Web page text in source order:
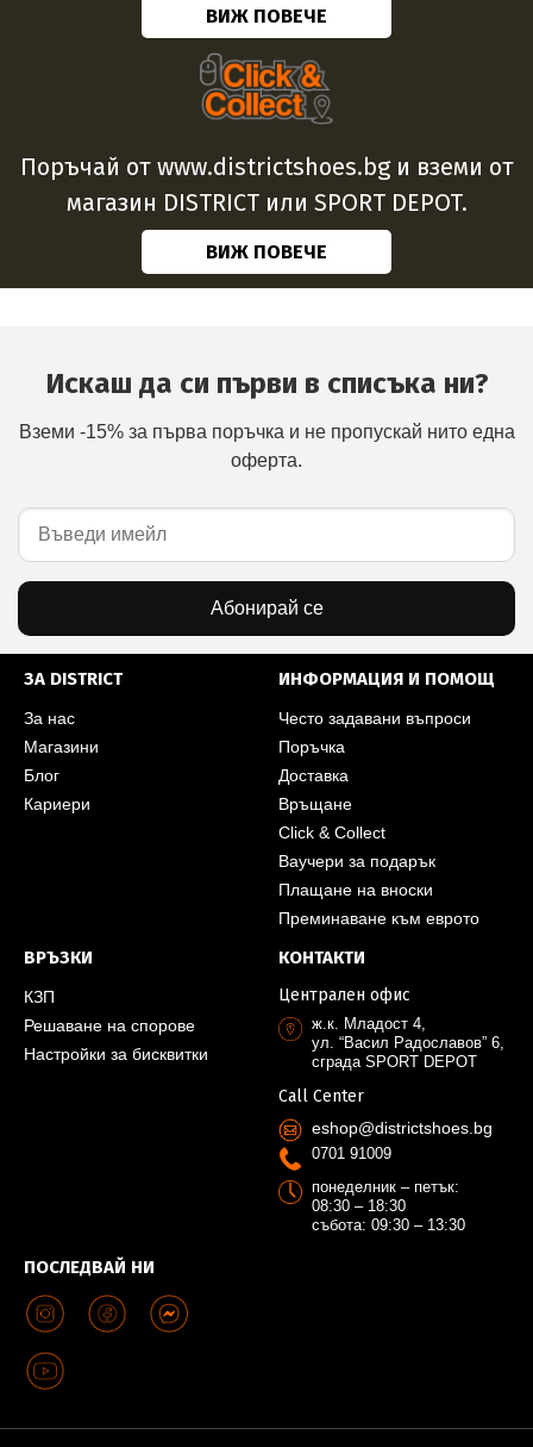
ВИЖ ПОВЕЧЕ
Поръчай от www.districtshoes.bg и вземи от
магазин DISTRICT или SPORT DEPOT.
ВИЖ ПОВЕЧЕ
Искаш да си първи в списъка ни?
Вземи -15% за първа поръчка и не пропускай нито една
оферта.
Абонирай се
ЗА DISTRICT
За нас
Магазини
Блог
Кариери
ИНФОРМАЦИЯ И ПОМОЩ
Често задавани въпроси
Поръчка
Доставка
Връщане
Click & Collect
Ваучери за подарък
Плащане на вноски
Преминаване към еврото
ВРЪЗКИ
КЗП
Решаване на спорове
Настройки за бисквитки
ПОСЛЕДВАЙ НИ
КОНТАКТИ
Централен офис
ж.к. Младост 4,
ул. “Васил Радославов” 6,
сграда SPORT DEPOT
Call Center
eshop@districtshoes.bg
0701 91009
понеделник – петък:
08:30 – 18:30
събота: 09:30 – 13:30